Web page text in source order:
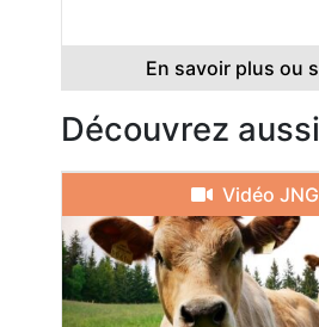
En savoir plus ou
Découvrez
Vidéo